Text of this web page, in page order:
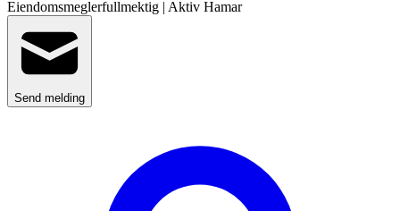
Eiendomsmeglerfullmektig | Aktiv Hamar
Send melding